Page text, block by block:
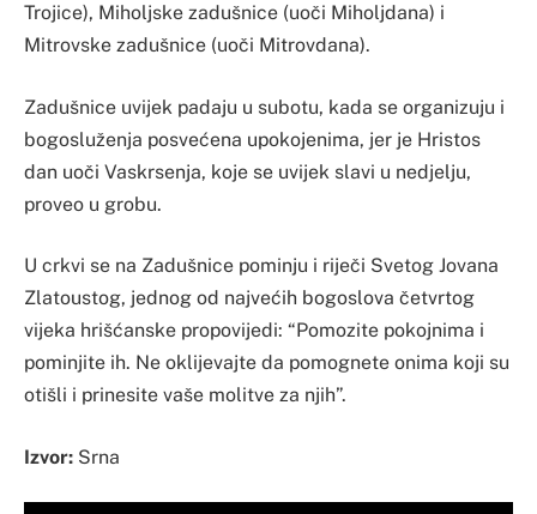
Trojice), Miholjske zadušnice (uoči Miholjdana) i
Mitrovske zadušnice (uoči Mitrovdana).
Zadušnice uvijek padaju u subotu, kada se organizuju i
bogosluženja posvećena upokojenima, jer je Hristos
dan uoči Vaskrsenja, koje se uvijek slavi u nedjelju,
proveo u grobu.
U crkvi se na Zadušnice pominju i riječi Svetog Jovana
Zlatoustog, jednog od najvećih bogoslova četvrtog
vijeka hrišćanske propovijedi: “Pomozite pokojnima i
pominjite ih. Ne oklijevajte da pomognete onima koji su
otišli i prinesite vaše molitve za njih”.
Izvor: Srna